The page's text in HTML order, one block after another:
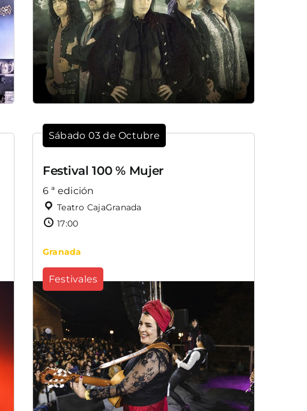
Sábado 03 de Octubre
Festival 100 % Mujer
6 ª edición
Teatro CajaGranada
17:00
Granada
Festivales